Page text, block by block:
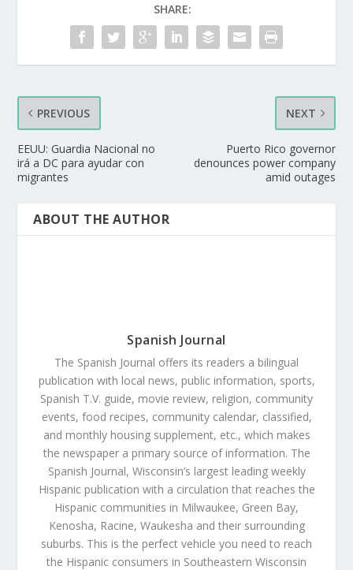
SHARE:
PREVIOUS
EEUU: Guardia Nacional no
irá a DC para ayudar con
migrantes
NEXT
Puerto Rico governor
denounces power company
amid outages
ABOUT THE AUTHOR
Spanish Journal
The Spanish Journal offers its readers a bilingual
publication with local news, public information, sports,
Spanish T.V. guide, movie review, religion, community
events, food recipes, community calendar, classified,
and monthly housing supplement, etc., which makes
the newspaper a primary source of information. The
Spanish Journal, Wisconsin’s largest leading weekly
Hispanic publication with a circulation that reaches the
Hispanic communities in Milwaukee, Green Bay,
Kenosha, Racine, Waukesha and their surrounding
suburbs. This is the perfect vehicle you need to reach
the Hispanic consumers in Southeastern Wisconsin